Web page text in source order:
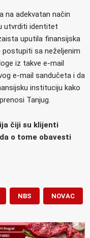
na adekvatan način
utvrditi identitet
uputila finansijska
sa neželjenim
iz takve e-mail
e-mail sandučeta i da
instituciju kako
Tanjug.
čiji su klijenti
o tome obavesti
NBS NOVAC